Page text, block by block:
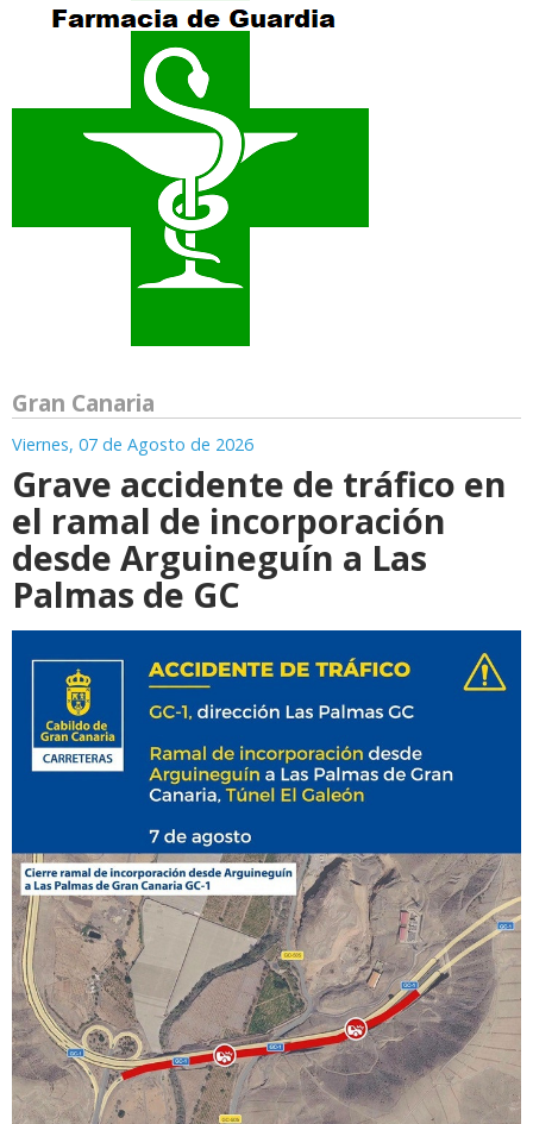
Gran Canaria
Viernes, 07 de Agosto de 2026
Grave accidente de tráfico en
el ramal de incorporación
desde Arguineguín a Las
Palmas de GC